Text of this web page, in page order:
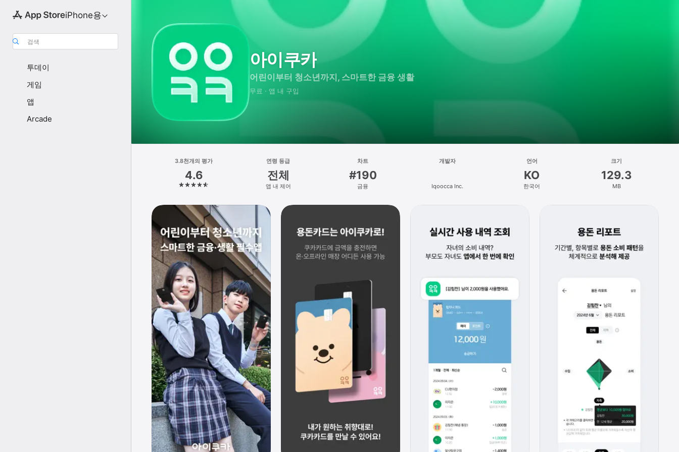
iPhone용
검색
투데이
게임
앱
Arcade
아이쿠카
어린이부터 청소년까지, 스마트한 금융 생활
무료 · 앱 내 구입
3.8천개의 평가
4.6
연령 등급
전체
앱 내 제어
차트
#190
금융
개발자
Iqoocca Inc.
언어
KO
한국어
크기
129.3
MB